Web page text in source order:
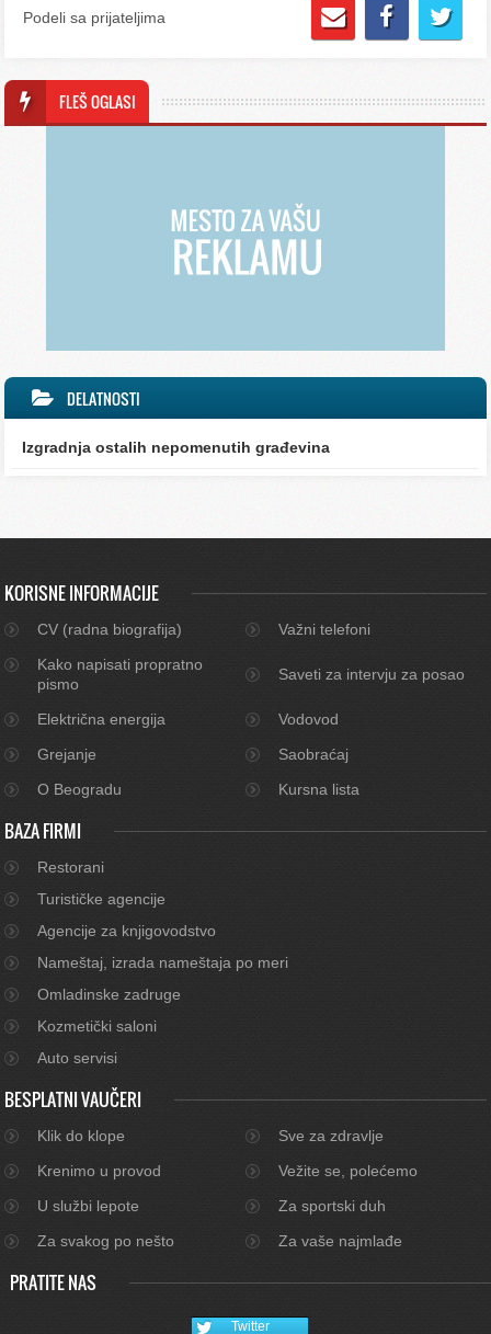
Podeli sa prijateljima
FLEŠ OGLASI
DELATNOSTI
Izgradnja ostalih nepomenutih građevina
KORISNE INFORMACIJE
CV (radna biografija)
Važni telefoni
Kako napisati propratno
pismo
Saveti za intervju za posao
Električna energija
Vodovod
Grejanje
Saobraćaj
O Beogradu
Kursna lista
BAZA FIRMI
Restorani
Turističke agencije
Agencije za knjigovodstvo
Nameštaj, izrada nameštaja po meri
Omladinske zadruge
Kozmetički saloni
Auto servisi
BESPLATNI VAUČERI
Klik do klope
Sve za zdravlje
Krenimo u provod
Vežite se, polećemo
U službi lepote
Za sportski duh
Za svakog po nešto
Za vaše najmlađe
PRATITE NAS
Twitter